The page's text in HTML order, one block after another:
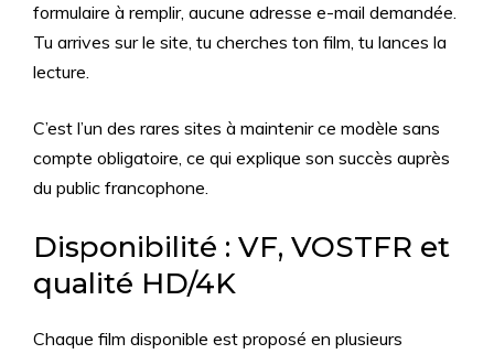
formulaire à remplir, aucune adresse e-mail demandée.
Tu arrives sur le site, tu cherches ton film, tu lances la
lecture.
C’est l’un des rares sites à maintenir ce modèle sans
compte obligatoire, ce qui explique son succès auprès
du public francophone.
Disponibilité : VF, VOSTFR et
qualité HD/4K
Chaque film disponible est proposé en plusieurs